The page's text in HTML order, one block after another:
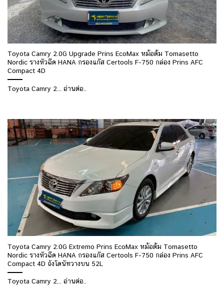
Toyota Camry 2.0G Upgrade Prins EcoMax หม้อต้ม Tomasetto
Nordic รางหัวฉีด HANA กรองแก๊ส Certools F-750 กล่อง Prins AFC
Compact 4D
Toyota Camry 2... อ่านต่อ..
Toyota Camry 2.0G Extremo Prins EcoMax หม้อต้ม Tomasetto
Nordic รางหัวฉีด HANA กรองแก๊ส Certools F-750 กล่อง Prins AFC
Compact 4D ถังโดนัทวางบน 52L
Toyota Camry 2... อ่านต่อ..